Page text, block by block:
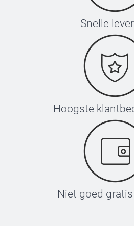
Snelle
Hoogste
Niet goed